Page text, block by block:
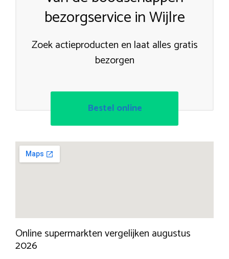
bezorgservice in Wijlre
Zoek actieproducten en laat alles gratis
bezorgen
Bestel online
Online supermarkten vergelijken augustus
2026